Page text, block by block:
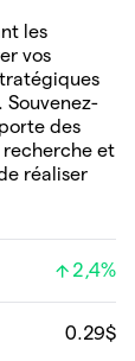
les
vos
Souvenez-
des
recherche et
réaliser
2,4%
0.29$